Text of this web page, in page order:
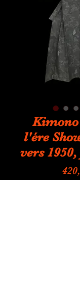
Kimono
l'ére
vers